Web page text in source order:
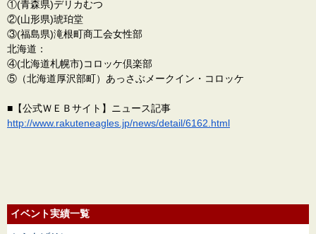
①(青森県)デリカむつ
②(山形県)琥珀堂
③(福島県)滝根町商工会女性部
北海道：
④(北海道札幌市)コロッケ倶楽部
⑤（北海道厚沢部町）あっさぶメークイン・コロッケ
■【公式ＷＥＢサイト】ニュース記事
http://www.rakuteneagles.jp/news/detail/6162.html
イベント実績一覧